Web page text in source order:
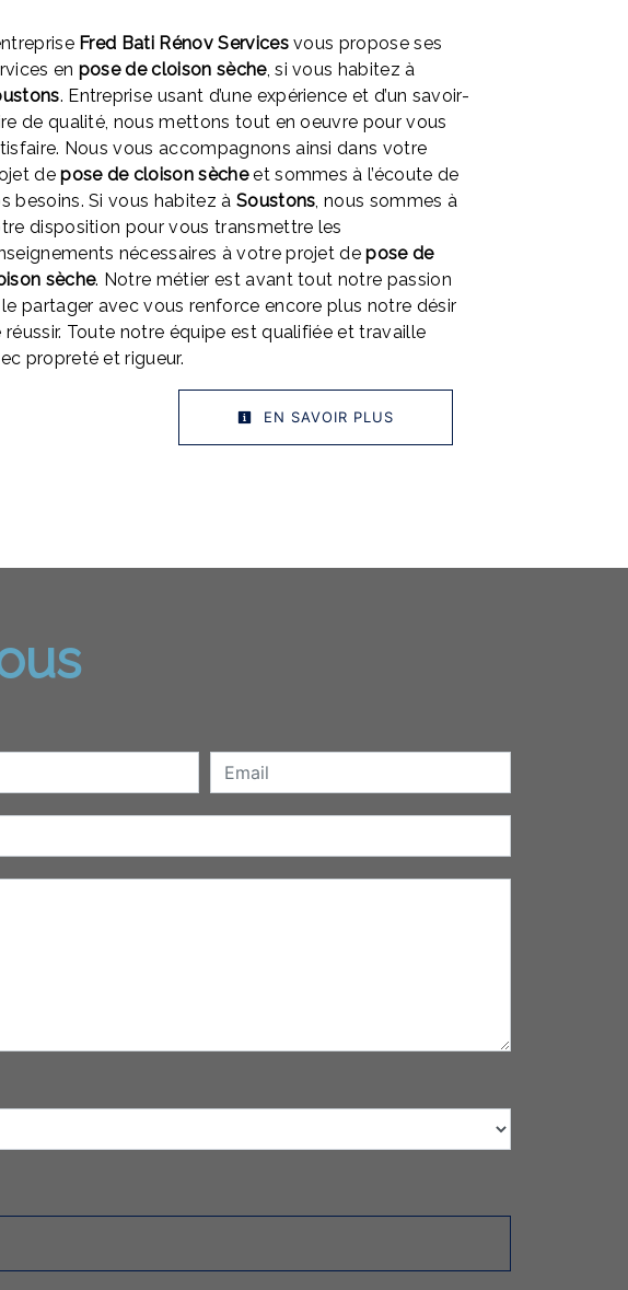
Fred Bati Rénov Servicesvous propose ses
en pose de cloison sèche, si vous habitez à
. Entreprise usant d’une expérience et d’un savoir-
de qualité, nous mettons tout en oeuvre pour vous
Nous vous accompagnons ainsi dans votre
depose de cloison sècheet sommes à l’écoute de
besoins. Si vous habitez à Soustons, nous sommes à
disposition pour vous transmettre les
nécessaires à votre projet depose de
sèche. Notre métier est avant tout notre passion
partager avec vous renforce encore plus notre désir
réussir. Toute notre équipe est qualifiée et travaille
propreté et rigueur.
EN SAVOIR PLUS